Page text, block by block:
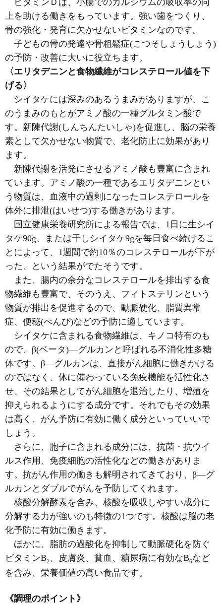
ビタミンＤは、小腸でのカルシウムの吸収率の向
上を助ける働きをもっています。強い歯をつくり、
骨の強化・発育に欠かせないビタミンなのです。
子どもの骨の発達や骨粗鬆症(こつそしょうしょう)
の予防・改善に大いに役立ちます。
〈エリタデニンと食物繊維がコレステロール値を下
げる〉
シイタケには深みのあるうまみがありますが、こ
のうまみのもとがアミノ酸の一種グルタミン酸で
す。新陳代謝(しんちんたいしゃ)を促進し、脳の栄養
素として欠かせない物質で、老化防止に効果があり
ます。
新陳代謝を活発にさせるアミノ酸も豊富に含まれ
ています。アミノ酸の一種であるエリタデニンとい
う物質は、血液中の過剰になったコレステロールを
体外に排泄(はいせつ)する働きがあります。
国立健康栄養研究所による報告では、1日に生シイ
タケ90g、または干しシイタケ9gを毎日食べ続けるこ
とによって、1週間で約10％のコレステロールが下が
った、という結果がでたそうです。
また、腸内の余分なコレステロールを排出する食
物繊維も豊富で、そのうえ、フィトステリンという
物質が排出を促進するので、動脈硬化、脂質異常
症、便秘(べんぴ)などの予防に適しています。
シイタケに含まれる食物繊維は、キノコ特有のも
ので、β(ベータ)―グルカンと呼ばれる不消化性多糖
体です。β―グルカンは、直接がん細胞に働きかける
のではなく、体に備わっている免疫機能を活性化さ
せ、その結果としてがん細胞を退治したり、増殖を
抑えられるようにする成分です。それでもその効果
は高く、がん予防に有効に働く成分といっていいで
しょう。
さらに、胞子に含まれる成分には、抗菌・抗ウイ
ルス作用、免疫細胞の活性化などの働きがありま
す。抗がん作用の働きも解明されてきており、β―グ
ルカンとダブルでがんを予防してくれます。
核酸分解酵素を含み、核酸を吸収しやすい成分に
分解する力が強いのも特徴の1つです。核酸は脳の老
化予防に有効に働きます。
ほかに、脂肪の過酸化を抑制して動脈硬化を防ぐ
ビタミンB2 、皮膚炎、貧血、糖尿病に有効なB6など
を含み、栄養価値の高い食品です。
《調理のポイント》